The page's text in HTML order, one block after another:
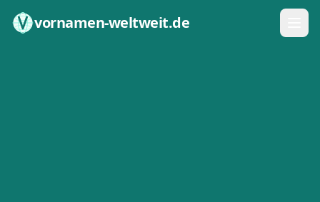
vornamen-weltweit.de